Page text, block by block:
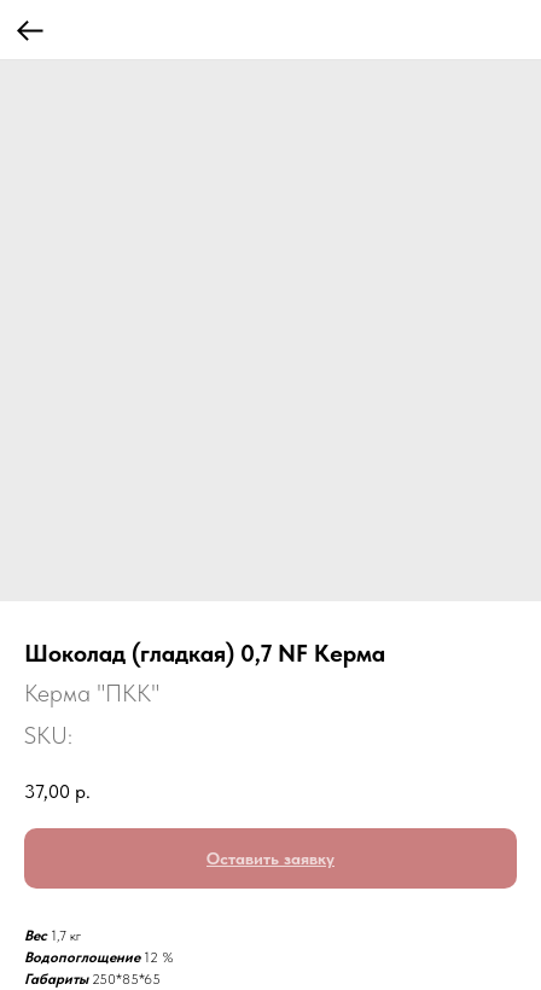
Шоколад (гладкая) 0,7 NF Керма
Керма "ПКК"
SKU:
37,00 р.
Оставить заявку
Вес 1,7 кг
Водопоглощение 12 %
Габариты 250*85*65